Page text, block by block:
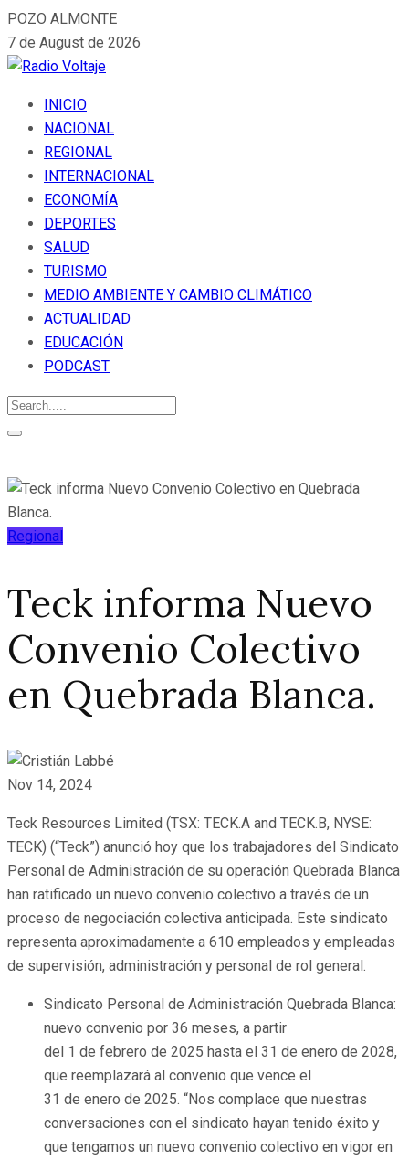
POZO ALMONTE
7 de August de 2026
INICIO
NACIONAL
REGIONAL
INTERNACIONAL
ECONOMÍA
DEPORTES
SALUD
TURISMO
MEDIO AMBIENTE Y CAMBIO CLIMÁTICO
ACTUALIDAD
EDUCACIÓN
PODCAST
Regional
Teck informa Nuevo
Convenio Colectivo
en Quebrada Blanca.
Nov 14, 2024
Teck Resources Limited (TSX: TECK.A and TECK.B, NYSE:
TECK) (“Teck”) anunció hoy que los trabajadores del Sindicato
Personal de Administración de su operación Quebrada Blanca
han ratificado un nuevo convenio colectivo a través de un
proceso de negociación colectiva anticipada. Este sindicato
representa aproximadamente a 610 empleados y empleadas
de supervisión, administración y personal de rol general.
Sindicato Personal de Administración Quebrada Blanca:
nuevo convenio por 36 meses, a partir
del 1 de febrero de 2025 hasta el 31 de enero de 2028,
que reemplazará al convenio que vence el
31 de enero de 2025. “Nos complace que nuestras
conversaciones con el sindicato hayan tenido éxito y
que tengamos un nuevo convenio colectivo en vigor en